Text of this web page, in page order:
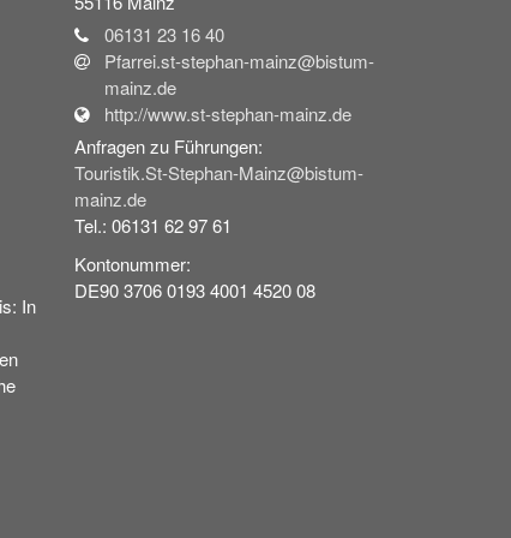
In
06131 23 16 40
Pfarrei.st-stephan-mainz@bistum-
mainz.de
http://www.st-stephan-mainz.de
Anfragen zu Führungen:
Touristik.St-Stephan-Mainz@bistum-
mainz.de
Tel.: 06131 62 97 61
Kontonummer:
DE90 3706 0193 4001 4520 08